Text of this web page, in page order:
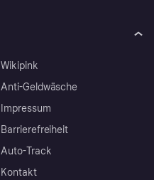
Wikipink
Anti-Geldwäsche
Impressum
Barrierefreiheit
Auto-Track
Kontakt